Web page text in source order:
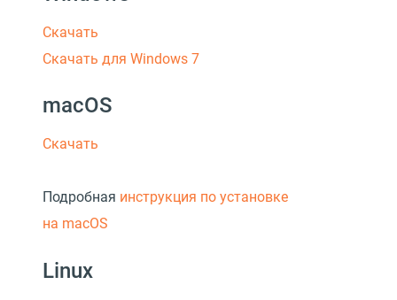
Скачать
Скачать для Windows 7
macOS
Скачать
Подробная инструкция по установке
на macOS
Linux